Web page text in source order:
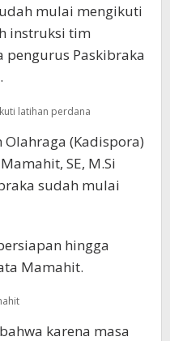
mulai mengikuti
instruksi tim
pengurus Paskibraka
latihan perdana
Olahraga (Kadispora)
SE, M.Si
sudah mulai
hingga
Mamahit.
karena masa